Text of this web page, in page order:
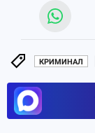
КРИМИНАЛ